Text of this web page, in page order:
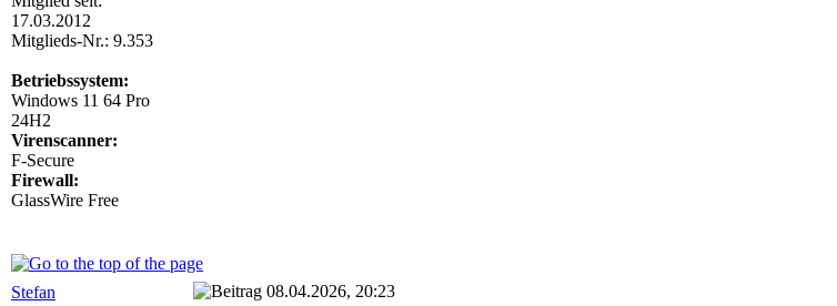
17.03.2012
Mitglieds-Nr.: 9.353
Betriebssystem:
Windows 11 64 Pro
24H2
Virenscanner:
F-Secure
Firewall:
GlassWire Free
Stefan 08.04.2026, 20:23